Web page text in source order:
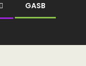
GASB